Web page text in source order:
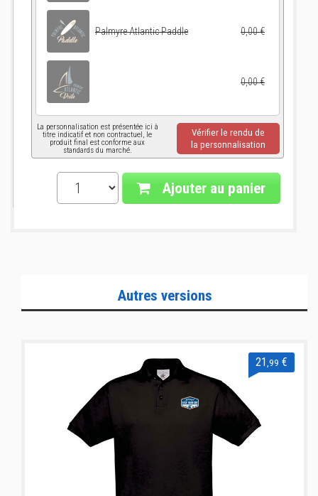
Palmyre Atlantic Paddle 0,00 €
0,00 €
La personnalisation est présentée ici à
titre indicatif et non contractuel, le
produit final est conforme aux
standards du marché.
Vérifier le rendu de
la personnalisation
Ajouter au panier
Autres versions
21 ,99 €